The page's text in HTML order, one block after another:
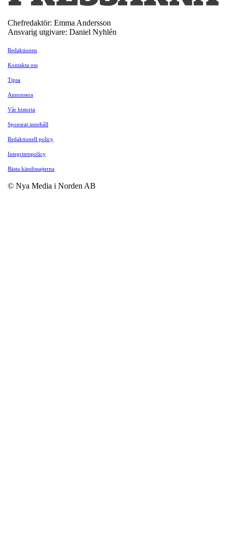
Chefredaktör: Emma Andersson
Ansvarig utgivare: Daniel Nyhlén
Redaktionen
Kontakta oss
Tipsa
Annonsera
Vår historia
Sponsrat innehåll
Redaktionell policy
Integritetspolicy
Bästa kändissajterna
© Nya Media i Norden AB